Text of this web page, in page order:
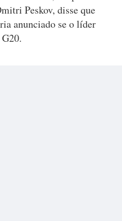
Peskov, disse que
anunciado se o líder